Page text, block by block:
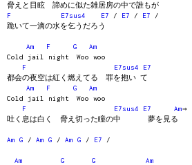
脅えと目眩 諦めに似た雑居房の中で誰もが
F
E7sus4 E7 / E7 / E7 /
跪いて一滴の水を乞うだろう
Am F G
Am
Cold jail night Woo woo
F
E7sus4
E7
都会の夜空は紅く燃えてる 罪を抱い て
Am
F G
Am
Cold jail night Woo woo
F
E7sus4 E7 Am→
吐く息は白く 脅え切った瞳の中 夢を見る
Am G / Am G / Am G / E7 /
Am G G
Am